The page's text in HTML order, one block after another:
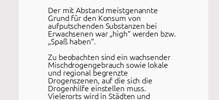
Der mit Abstand meistgenannte
Grund für den Konsum von
aufputschenden Substanzen bei
Erwachsenen war „high“ werden bzw.
„Spaß haben“.
Zu beobachten sind ein wachsender
Mischdrogengebrauch sowie lokale
und regional begrenzte
Drogenszenen, auf die sich die
Drogenhilfe einstellen muss.
Vielerorts wird in Städten und